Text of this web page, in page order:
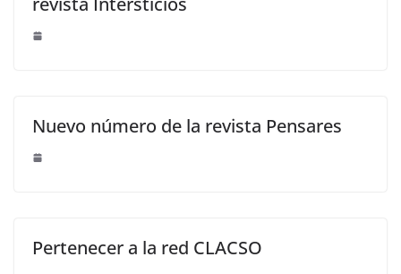
Nuevo número de la revista Pensares
Pertenecer a la red CLACSO